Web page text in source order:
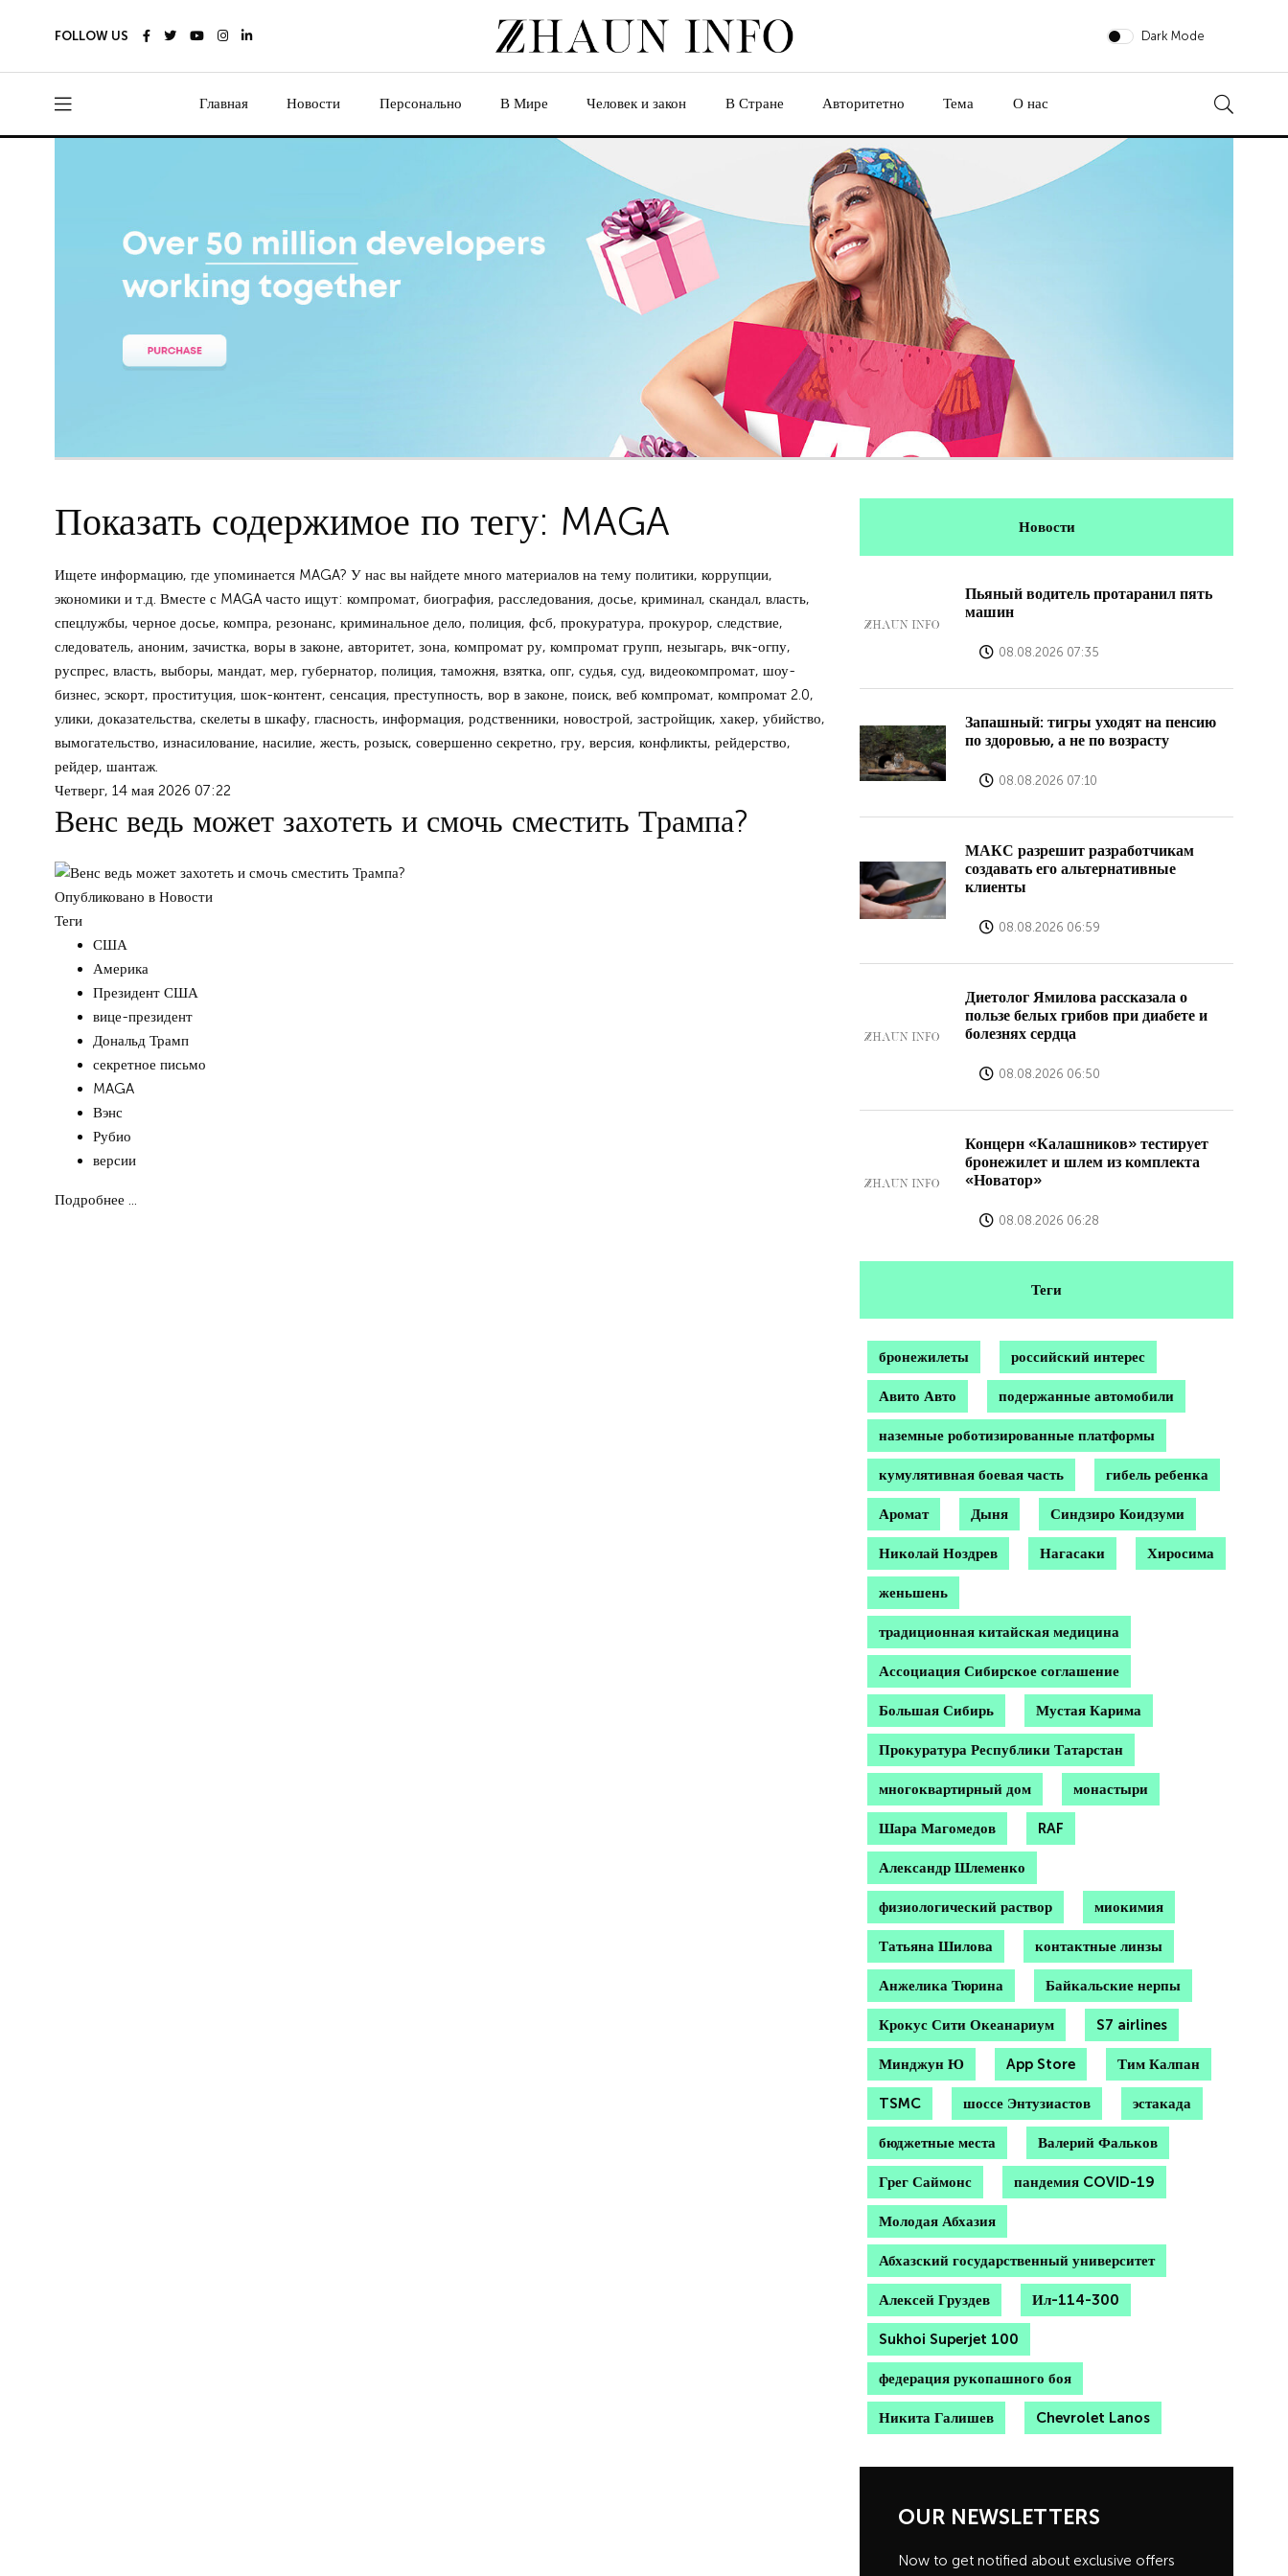
FOLLOW US Dark Mode
Главная Новости Персонально В Мире Человек и закон В Стране Авторитетно Тема О нас
Показать содержимое по тегу: MAGA
Ищете информацию, где упоминается MAGA? У нас вы найдете много материалов на тему политики, коррупции,
экономики и т.д. Вместе с MAGA часто ищут: компромат, биография, расследования, досье, криминал, скандал, власть,
спецлужбы, черное досье, компра, резонанс, криминальное дело, полиция, фсб, прокуратура, прокурор, следствие,
следователь, аноним, зачистка, воры в законе, авторитет, зона, компромат ру, компромат групп, незыгарь, вчк-огпу,
руспрес, власть, выборы, мандат, мер, губернатор, полиция, таможня, взятка, опг, судья, суд, видеокомпромат, шоу-
бизнес, эскорт, проституция, шок-контент, сенсация, преступность, вор в законе, поиск, веб компромат, компромат 2.0,
улики, доказательства, скелеты в шкафу, гласность, информация, родственники, новострой, застройщик, хакер, убийство,
вымогательство, изнасилование, насилие, жесть, розыск, совершенно секретно, гру, версия, конфликты, рейдерство,
рейдер, шантаж.
Четверг, 14 мая 2026 07:22
Венс ведь может захотеть и смочь сместить Трампа?
Опубликовано в Новости
Теги
США
Америка
Президент США
вице-президент
Дональд Трамп
секретное письмо
MAGA
Вэнс
Рубио
версии
Подробнее ...
Новости
Пьяный водитель протаранил пять
машин
08.08.2026 07:35
Запашный: тигры уходят на пенсию
по здоровью, а не по возрасту
08.08.2026 07:10
МАКС разрешит разработчикам
создавать его альтернативные
клиенты
08.08.2026 06:59
Диетолог Ямилова рассказала о
пользе белых грибов при диабете и
болезнях сердца
08.08.2026 06:50
Концерн «Калашников» тестирует
бронежилет и шлем из комплекта
«Новатор»
08.08.2026 06:28
Теги
бронежилеты российский интерес
Авито Авто подержанные автомобили
наземные роботизированные платформы
кумулятивная боевая часть гибель ребенка
Аромат Дыня Синдзиро Коидзуми
Николай Ноздрев Нагасаки Хиросима
женьшень
традиционная китайская медицина
Ассоциация Сибирское соглашение
Большая Сибирь Мустая Карима
Прокуратура Республики Татарстан
многоквартирный дом монастыри
Шара Магомедов RAF
Александр Шлеменко
физиологический раствор миокимия
Татьяна Шилова контактные линзы
Анжелика Тюрина Байкальские нерпы
Крокус Сити Океанариум S7 airlines
Минджун Ю App Store Тим Калпан
TSMC шоссе Энтузиастов эстакада
бюджетные места Валерий Фальков
Грег Саймонс пандемия COVID-19
Молодая Абхазия
Абхазский государственный университет
Алексей Груздев Ил-114-300
Sukhoi Superjet 100
федерация рукопашного боя
Никита Галишев Chevrolet Lanos
OUR NEWSLETTERS
Now to get notified about exclusive offers